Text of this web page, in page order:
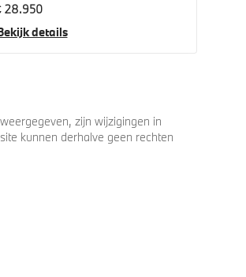
28.950
details
zijn wijzigingen in
kunnen derhalve geen rechten